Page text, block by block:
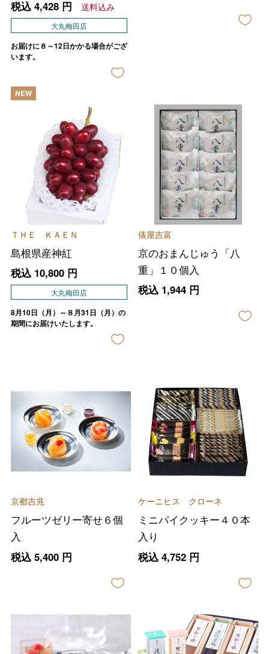
税込 4,428円 送料込み
大丸梅田店
お届けに８～12日かかる場合がござ
います。
NEW
ＴＨＥ ＫＡＥＮ
島根県産神紅
税込 10,800円
大丸梅田店
8月10日（月）～８月31日（月）の
期間にお届けいたします。
俵屋吉富
京のおまんじゅう「八
重」１０個入
税込 1,944円
京都吉兆
フルーツゼリー寄せ６個
入
税込 5,400円
ケーニヒス クローネ
ミニパイクッキー４０本
入り
税込 4,752円